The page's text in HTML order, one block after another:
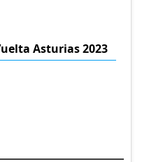
Asturias 2023